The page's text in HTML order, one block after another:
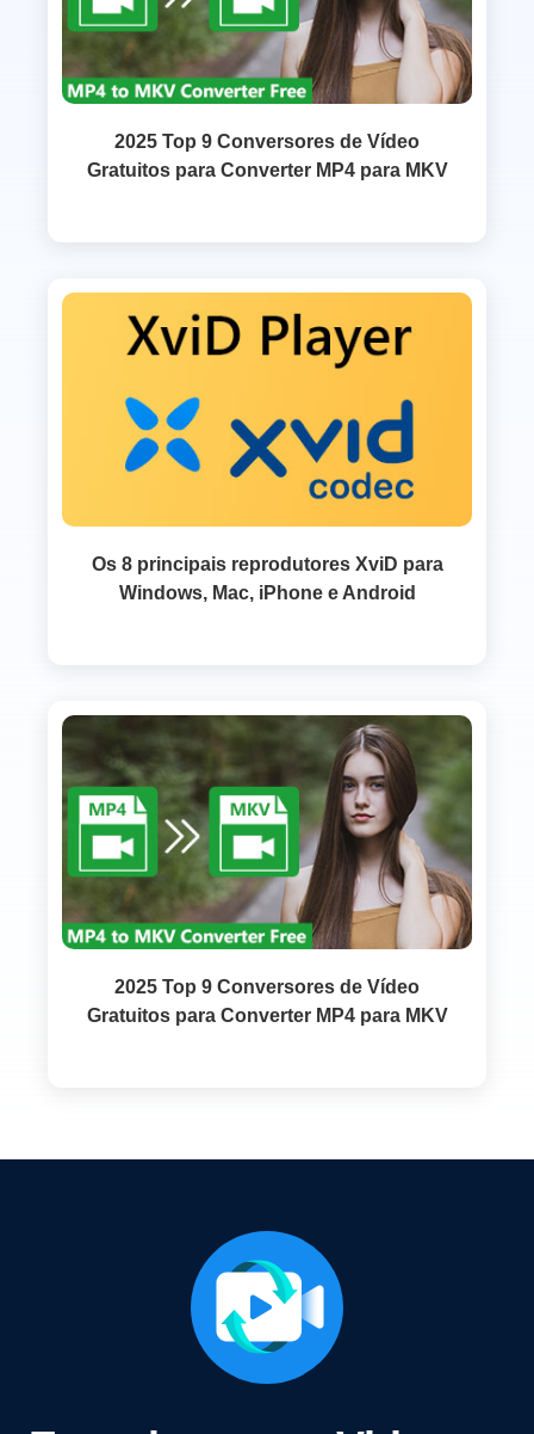
2025 Top 9 Conversores de Vídeo
Gratuitos para Converter MP4 para MKV
Os 8 principais reprodutores XviD para
Windows, Mac, iPhone e Android
2025 Top 9 Conversores de Vídeo
Gratuitos para Converter MP4 para MKV